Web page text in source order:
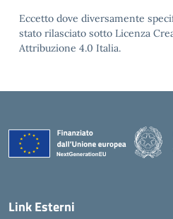
Eccetto dove diversamente
stato rilasciato sotto Licenza
Attribuzione 4.0 Italia.
Link Esterni